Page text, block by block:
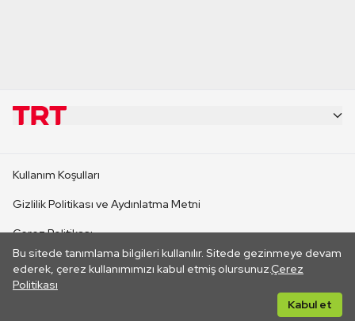
Bu sitede tanımlama bilgileri kullanılır. Sitede gezinmeye devam
ederek, çerez kullanımımızı kabul etmiş olursunuz.Çerez
Politikası
Kabul et
CANLI YAYINLAR
Kullanım Koşulları
Gizlilik Politikası ve Aydınlatma Metni
Çerez Politikası
İletişim
Her hakkı saklıdır. ©2026 TRT. Bağlantı yoluyla gidilen dış